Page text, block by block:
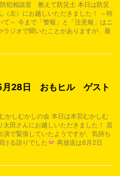
犯相談室 教えて防災士 本日は防災
（左）にお越しいただきました！ ～特
て～ 今まで「警報」と「注意報」はニ
ラジオで聞いたことがありますが、最
月28日 おもヒル ゲスト
かしむかしの会 本日は本宮むかしむ
太田さんにお越しいただきました！ 居
演で緊張していたようですが、気持ち
ける語りでした
再放送は6月2日